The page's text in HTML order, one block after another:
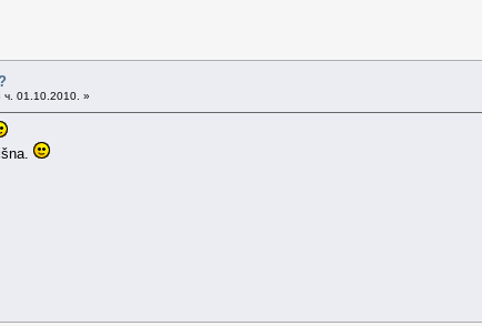
ч. 01.10.2010. »